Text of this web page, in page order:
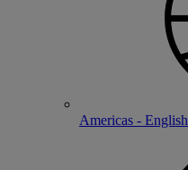
Americas - English